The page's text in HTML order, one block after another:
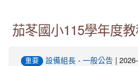
茄苳國小115學年度
重要 設備組長 - 一般公告 |